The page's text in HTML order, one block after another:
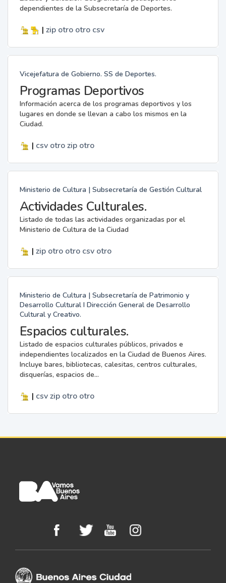
dependientes de la Subsecretaría de Deportes.
| zip otro otro csv
Vicejefatura de Gobierno. SS de Deportes.
Programas Deportivos
Información acerca de los programas deportivos y los
lugares en donde se llevan a cabo los mismos en la
Ciudad.
| csv otro zip otro
Ministerio de Cultura | Subsecretaría de Gestión Cultural
Actividades Culturales.
Listado de todas las actividades organizadas por el
Ministerio de Cultura de la Ciudad
| zip otro otro csv otro
Ministerio de Cultura | Subsecretaría de Patrimonio y
Desarrollo Cultural I Dirección General de Desarrollo
Cultural y Creativo.
Espacios culturales.
Listado de espacios culturales públicos, privados e
independientes localizados en la Ciudad de Buenos Aires.
Incluye bares, bibliotecas, calesitas, centros culturales,
disquerías, espacios de...
| csv zip otro otro